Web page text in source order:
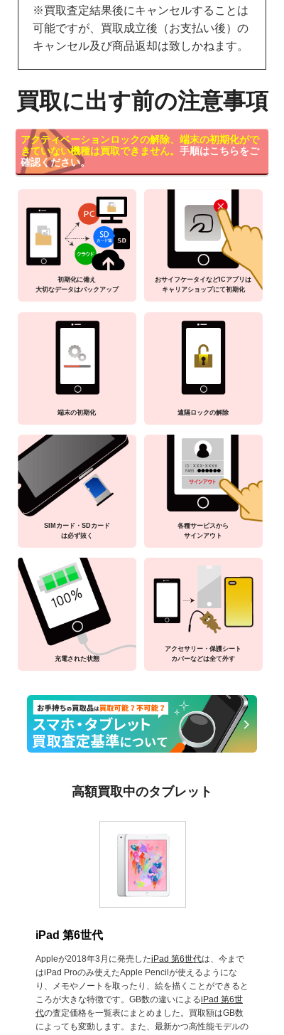
※買取査定結果後にキャンセルすることは
可能ですが、買取成立後（お支払い後）の
キャンセル及び商品返却は致しかねます。
買取に出す前の注意事項
アクティベーションロックの解除、端末の初期化がで
きていない機種は買取できません。 手順はこちらをご
確認ください。
初期化に備え
大切なデータはバックアップ
おサイフケータイなどICアプリは
キャリアショップにて初期化
端末の初期化 遠隔ロックの解除
SIMカード・SDカード
は必ず抜く
各種サービスから
サインアウト
充電された状態
アクセサリー・保護シート
カバーなどは全て外す
高額買取中のタブレット
iPad 第6世代
Appleが2018年3月に発売したiPad 第6世代は、今まで
はiPad Proのみ使えたApple Pencilが使えるようにな
り、メモやノートを取ったり、絵を描くことができると
ころが大きな特徴です。GB数の違いによるiPad 第6世
代の査定価格を一覧表にまとめました。買取額はGB数
によっても変動します。また、最新かつ高性能モデルの